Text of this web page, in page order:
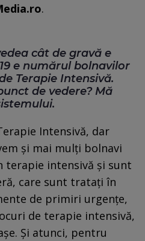
.
cât de gravă e
e numărul bolnavilor
Terapie Intensivă.
de vedere? Mă
Intensivă, dar
și mai mulți bolnavi
terapie intensivă și sunt
care sunt tratați în
de primiri urgențe,
de terapie intensivă,
Și atunci, pentru